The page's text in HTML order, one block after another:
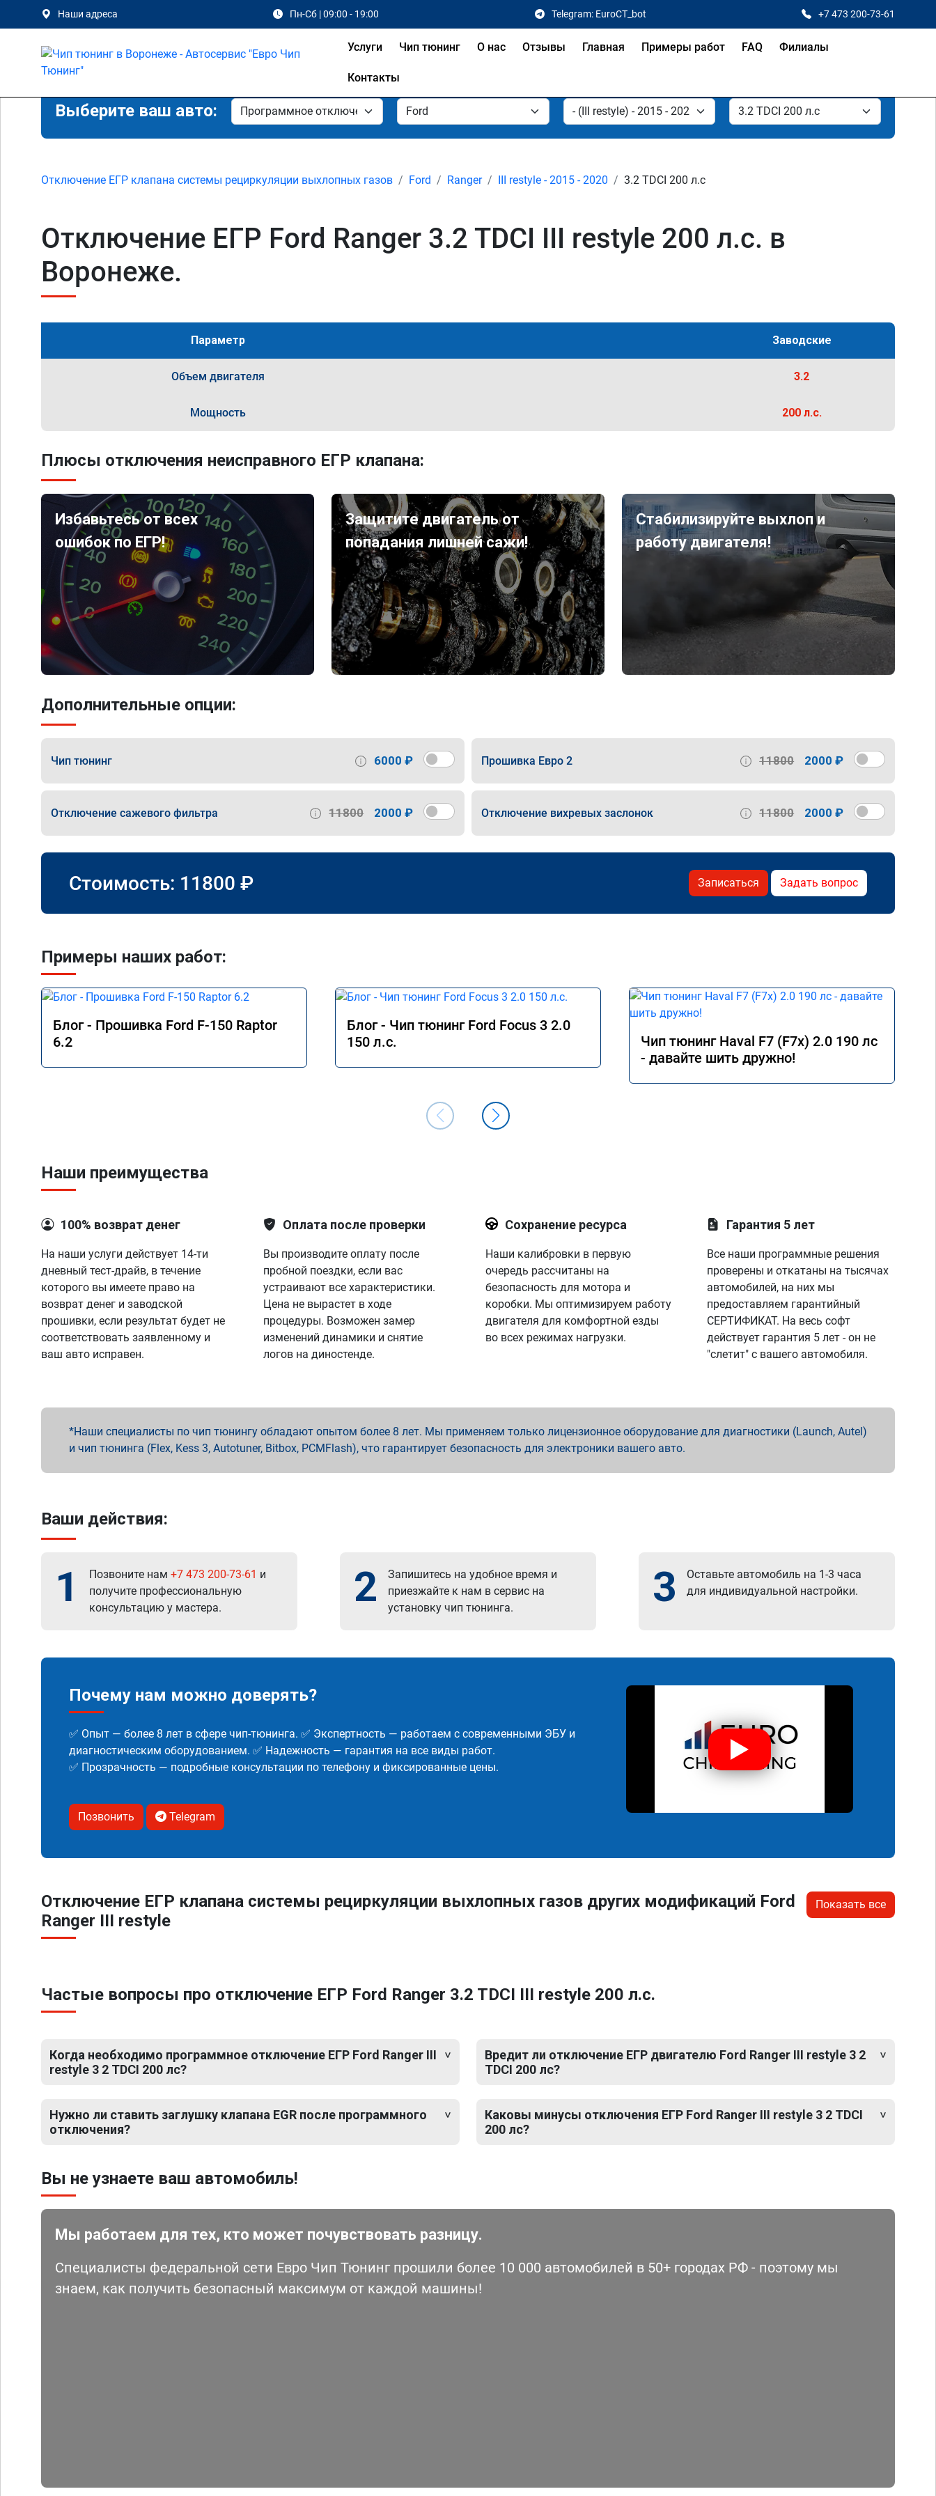
Наши адреса Пн-Сб | 09:00 - 19:00 Telegram: EuroCT_bot +7 473 200-73-61
Услуги Чип тюнинг О нас Отзывы Главная Примеры работ FAQ Филиалы
Контакты
Выберите ваш авто:
Отключение ЕГР клапана системы рециркуляции выхлопных газов Ford Ranger III restyle - 2015 - 2020 3.2 TDCI 200 л.с
Отключение ЕГР Ford Ranger 3.2 TDCI III restyle 200 л.с. в
Воронеже.
Параметр Заводские
Объем двигателя 3.2
Мощность 200 л.с.
Плюсы отключения неисправного ЕГР клапана:
Избавьтесь от всех
ошибок по ЕГР!
Защитите двигатель от
попадания лишней сажи!
Стабилизируйте выхлоп и
работу двигателя!
Дополнительные опции:
Чип тюнинг 6000 ₽ Прошивка Евро 2 11800 2000 ₽
Отключение сажевого фильтра 11800 2000 ₽ Отключение вихревых заслонок 11800 2000 ₽
Стоимость: 11800 ₽ Записаться Задать вопрос
Примеры наших работ:
Блог - Прошивка Ford F-150 Raptor
6.2
Блог - Чип тюнинг Ford Focus 3 2.0
150 л.с.
Чип тюнинг Haval F7 (F7x) 2.0 190 лс
- давайте шить дружно!
Наши преимущества
100% возврат денег
На наши услуги действует 14-ти
дневный тест-драйв, в течение
которого вы имеете право на
возврат денег и заводской
прошивки, если результат будет не
соответствовать заявленному и
ваш авто исправен.
Оплата после проверки
Вы производите оплату после
пробной поездки, если вас
устраивают все характеристики.
Цена не вырастет в ходе
процедуры. Возможен замер
изменений динамики и снятие
логов на диностенде.
Сохранение ресурса
Наши калибровки в первую
очередь рассчитаны на
безопасность для мотора и
коробки. Мы оптимизируем работу
двигателя для комфортной езды
во всех режимах нагрузки.
Гарантия 5 лет
Все наши программные решения
проверены и откатаны на тысячах
автомобилей, на них мы
предоставляем гарантийный
СЕРТИФИКАТ. На весь софт
действует гарантия 5 лет - он не
"слетит" с вашего автомобиля.
Наши специалисты по чип тюнингу обладают опытом более 8 лет. Мы применяем только лицензионное оборудование для диагностики (Launch, Autel)
и чип тюнинга (Flex, Kess 3, Autotuner, Bitbox, PCMFlash), что гарантирует безопасность для электроники вашего авто.
Ваши действия:
1 Позвоните нам +7 473 200-73-61 и
получите профессиональную
консультацию у мастера.
2
Запишитесь на удобное время и
приезжайте к нам в сервис на
установку чип тюнинга.
3
Оставьте автомобиль на 1-3 часа
для индивидуальной настройки.
Почему нам можно доверять?
✅ Опыт — более 8 лет в сфере чип-тюнинга. ✅ Экспертность — работаем с современными ЭБУ и
диагностическим оборудованием. ✅ Надежность — гарантия на все виды работ.
✅ Прозрачность — подробные консультации по телефону и фиксированные цены.
Позвонить Telegram
Отключение ЕГР клапана системы рециркуляции выхлопных газов других модификаций Ford
Ranger III restyle
Показать все
Частые вопросы про отключение ЕГР Ford Ranger 3.2 TDCI III restyle 200 л.с.
Когда необходимо программное отключение ЕГР Ford Ranger III
restyle 3 2 TDCI 200 лс?
Нужно ли ставить заглушку клапана EGR после программного
отключения?
Вредит ли отключение ЕГР двигателю Ford Ranger III restyle 3 2
TDCI 200 лс?
Каковы минусы отключения ЕГР Ford Ranger III restyle 3 2 TDCI
200 лс?
Вы не узнаете ваш автомобиль!
Мы работаем для тех, кто может почувствовать разницу.
Специалисты федеральной сети Евро Чип Тюнинг прошили более 10 000 автомобилей в 50+ городах РФ - поэтому мы
знаем, как получить безопасный максимум от каждой машины!